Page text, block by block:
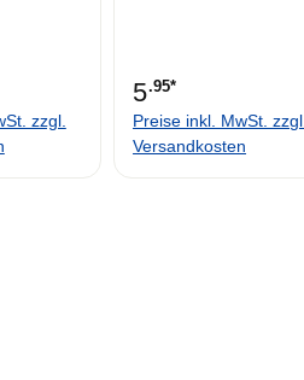
zzgl.
5.95*
Preise inkl. MwSt. zzgl.
Versandkosten